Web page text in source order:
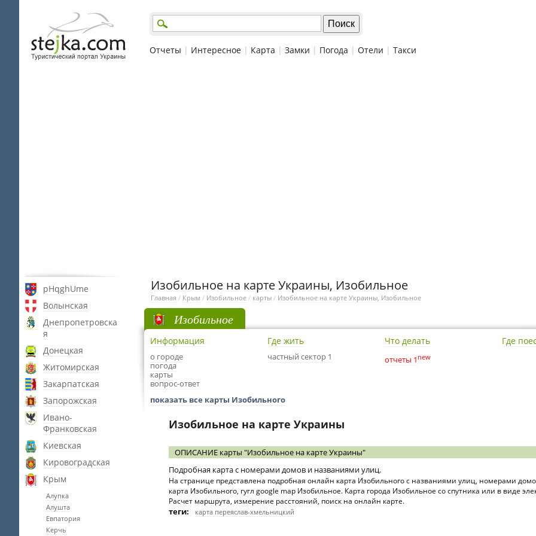
Отчеты | Интересное | Карта | Замки | Погода | Отели | Такси
pHqghUme
Волынская
Днепропетровска
я
Донецкая
Житомирская
Закарпатская
Запорожская
Ивано-
Франковская
Киевская
Кировоградская
Крым
Алупка
Алушта
Евпатория
Керчь
Изобильное на карте Украины, Изобильное
Главная / Крым / Изобильное / карты / Изобильное на карте Украины, Изобильное
Изобильное
Информация
о городе
погода
карты
вопрос-ответ
Где жить
частный сектор 1
Что делать
отчеты 1 new
Где
показать все карты Изобильного
Изобильное на карте Украины
ОПИСАНИЕ карты "Изобильное на карте Украины"
Подробная карта с номерами домов и названиями улиц.
На странице представлена подробная онлайн карта Изобильного с названиями улиц, номерами
карта Изобильного, гугл google map Изобильное. Карта города Изобильное со спутника или в виде
Расчет маршрута, измерение расстояний, поиск на онлайн карте.
теги: карта переяслав-хмельницкий